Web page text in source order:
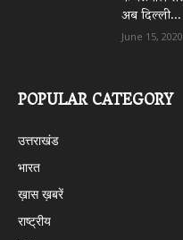
अब दिल्ली...
June 15, 2020
POPULAR CATEGORY
उत्तराखंड
भारत
ख़ास ख़बरें
राष्ट्रीय